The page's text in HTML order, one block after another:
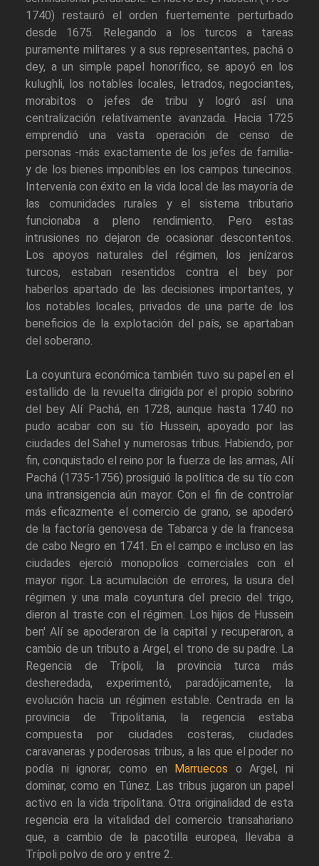
1740) restauró el orden fuertemente perturbado
desde 1675. Relegando a los turcos a tareas
puramente militares y a sus representantes, pachá o
dey, a un simple papel honorífico, se apoyó en los
kulughli, los notables locales, letrados, negociantes,
morabitos o jefes de tribu y logró así una
centralización relativamente avanzada. Hacia 1725
emprendió una vasta operación de censo de
personas -más exactamente de los jefes de familia-
y de los bienes imponibles en los campos tunecinos.
Intervenía con éxito en la vida local de las mayoría de
las comunidades rurales y el sistema tributario
funcionaba a pleno rendimiento. Pero estas
intrusiones no dejaron de ocasionar descontentos.
Los apoyos naturales del régimen, los jenízaros
turcos, estaban resentidos contra el bey por
haberlos apartado de las decisiones importantes, y
los notables locales, privados de una parte de los
beneficios de la explotación del país, se apartaban
del soberano.
La coyuntura económica también tuvo su papel en el
estallido de la revuelta dirigida por el propio sobrino
del bey Alí Pachá, en 1728, aunque hasta 1740 no
pudo acabar con su tío Hussein, apoyado por las
ciudades del Sahel y numerosas tribus. Habiendo, por
fin, conquistado el reino por la fuerza de las armas, Alí
Pachá (1735-1756) prosiguió la política de su tío con
una intransigencia aún mayor. Con el fin de controlar
más eficazmente el comercio de grano, se apoderó
de la factoría genovesa de Tabarca y de la francesa
de cabo Negro en 1741. En el campo e incluso en las
ciudades ejerció monopolios comerciales con el
mayor rigor. La acumulación de errores, la usura del
régimen y una mala coyuntura del precio del trigo,
dieron al traste con el régimen. Los hijos de Hussein
ben' Alí se apoderaron de la capital y recuperaron, a
cambio de un tributo a Argel, el trono de su padre. La
Regencia de Trípoli, la provincia turca más
desheredada, experimentó, paradójicamente, la
evolución hacia un régimen estable. Centrada en la
provincia de Tripolitania, la regencia estaba
compuesta por ciudades costeras, ciudades
caravaneras y poderosas tribus, a las que el poder no
podía ni ignorar, como en
Marruecos o Argel, ni
dominar, como en Túnez. Las tribus jugaron un papel
activo en la vida tripolitana. Otra originalidad de esta
regencia era la vitalidad del comercio transahariano
que, a cambio de la pacotilla europea, llevaba a
Trípoli polvo de oro y entre 2.